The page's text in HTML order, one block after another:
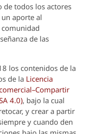
de todos los actores
aporte al
de las
los contenidos de la
de la Licencia
4.0), bajo la cual
y crear a partir
y cuando den